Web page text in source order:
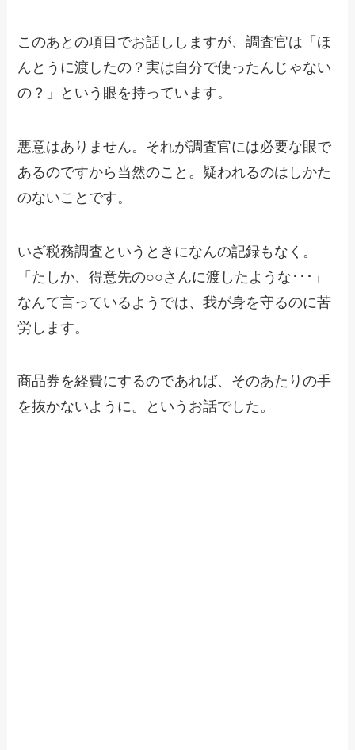
このあとの項目でお話ししますが、調査官は「ほ
んとうに渡したの？実は自分で使ったんじゃない
の？」という眼を持っています。
悪意はありません。それが調査官には必要な眼で
あるのですから当然のこと。疑われるのはしかた
のないことです。
いざ税務調査というときになんの記録もなく。
「たしか、得意先の○○さんに渡したような･･･」
なんて言っているようでは、我が身を守るのに苦
労します。
商品券を経費にするのであれば、そのあたりの手
を抜かないように。というお話でした。